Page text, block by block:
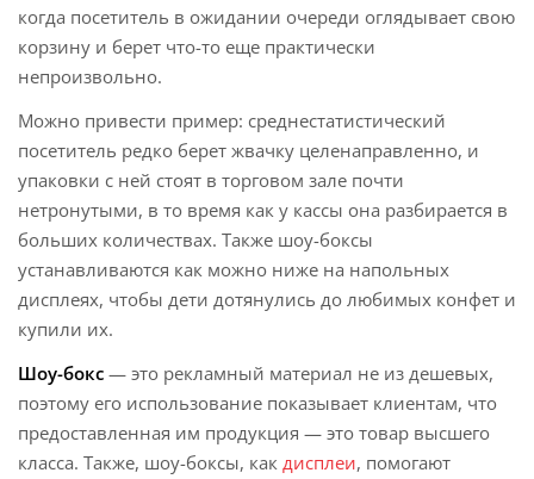
когда посетитель в ожидании очереди оглядывает свою
корзину и берет что-то еще практически
непроизвольно.
Можно привести пример: среднестатистический
посетитель редко берет жвачку целенаправленно, и
упаковки с ней стоят в торговом зале почти
нетронутыми, в то время как у кассы она разбирается в
больших количествах. Также шоу-боксы
устанавливаются как можно ниже на напольных
дисплеях, чтобы дети дотянулись до любимых конфет и
купили их.
Шоу-бокс — это рекламный материал не из дешевых,
поэтому его использование показывает клиентам, что
предоставленная им продукция — это товар высшего
класса. Также, шоу-боксы, как дисплеи, помогают